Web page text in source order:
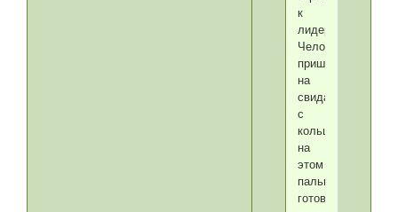
к
лидерству.
Человек,
пришедший
на
свидание
с
кольцом
на
этом
пальце,
готов